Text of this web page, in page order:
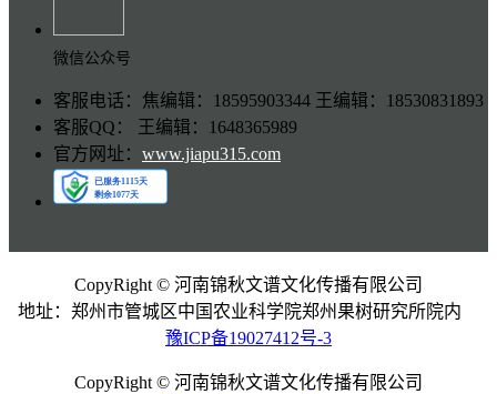
微信公众号
客服电话：焦编辑：18595903344 王编辑：18530831893
客服QQ： 王编辑：1648365989
官方网址： www.jiapu315.com
CopyRight © 河南锦秋文谱文化传播有限公司
地址：郑州市管城区中国农业科学院郑州果树研究所院内
豫ICP备19027412号-3
CopyRight © 河南锦秋文谱文化传播有限公司